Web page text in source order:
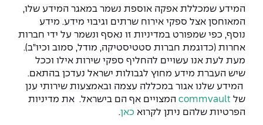
המידע שמכללת אפקה אוספת נשמר במאגר המידע שלו,
המאוחסן אצל ספקי אירוח שרתים וגיבוי מידע. מידע
נוסף, כפי שמפורט במדיניות זו נאסף ונשמר על ידי חברות
אחרות (כדוגמת חברות סטטיסטיקה, מודל, סמוב וכיו"ב).
מעת לעת אנו עשויים להחליף ספקי שירות אילו וככל
שיש העברת מידע מחוץ לגבולות ישראל נעדכן בהתאם.
המידע שלנו אגור במכללה עצמה ובאמצעות שירותי ענן
של commvault המצויים אף הם בישראל. את מדיניות
הפרטיות שלהם ניתן לקרוא כאן.